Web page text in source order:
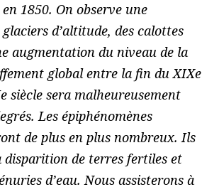
1850. On observe une
d’altitude, des calottes
augmentation du niveau de la
global entre la fin du XIXe
siècle sera malheureusement
Les épiphénomènes
de plus en plus nombreux. Ils
de terres fertiles et
d’eau. Nous assisterons à